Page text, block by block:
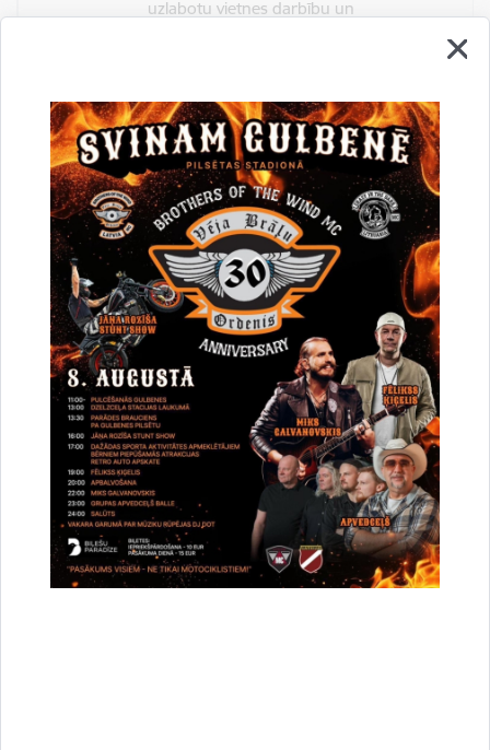
uzlabotu vietnes darbību un
statistisko datu iegūšanai par to, kā
apmeklētājs izmanto vietni.
2 gadi
_gat
Statistikas sīkdatnes (nepieciešamas, lai
uzlabotu vietnes darbību un
pakalpojumus)
Izmanto Google Analytics, lai samazinātu
pieprasījuma līmeni.
1 minūte
_gid